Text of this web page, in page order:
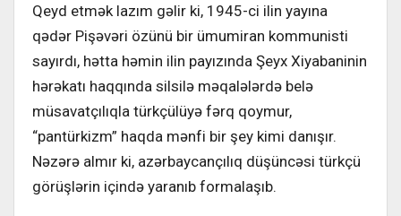
Qeyd etmək lazım gəlir ki, 1945-ci ilin yayına
qədər Pişəvəri özünü bir ümumiran kommunisti
sayırdı, hətta həmin ilin payızında Şeyx Xiyabaninin
hərəkatı haqqında silsilə məqalələrdə belə
müsavatçılıqla türkçülüyə fərq qoymur,
“pantürkizm” haqda mənfi bir şey kimi danışır.
Nəzərə almır ki, azərbaycançılıq düşüncəsi türkçü
görüşlərin içində yaranıb formalaşıb.